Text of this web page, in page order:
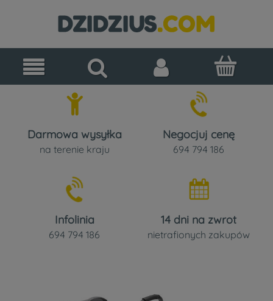
Darmowa wysyłka
na terenie kraju
Negocjuj cenę
694 794 186
Infolinia
694 794 186
14 dni na zwrot
nietrafionych zakupów